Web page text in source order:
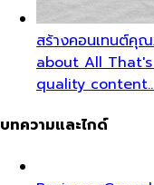
สร้างคอนเทนต์คุ
about All That's
quality
บทความและไกด์